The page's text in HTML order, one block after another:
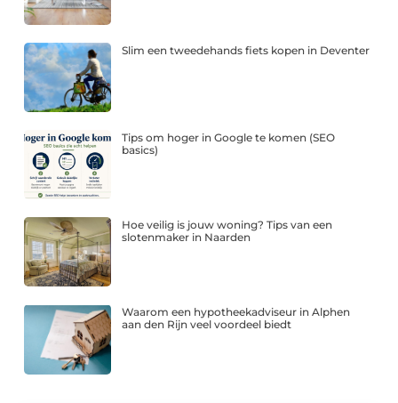
Slim een tweedehands fiets kopen in Deventer
Tips om hoger in Google te komen (SEO
basics)
Hoe veilig is jouw woning? Tips van een
slotenmaker in Naarden
Waarom een hypotheekadviseur in Alphen
aan den Rijn veel voordeel biedt